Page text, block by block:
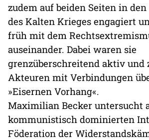
zudem auf beiden Seiten in
des Kalten Krieges engagiert
früh mit dem
auseinander. Dabei waren sie
grenzüberschreitend aktiv und
Akteuren mit Verbindungen
»Eisernen Vorhang«.
Maximilian Becker untersucht
kommunistisch dominierten
Föderation der